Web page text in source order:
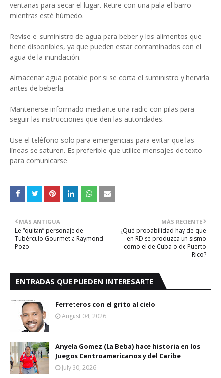
ventanas para secar el lugar. Retire con una pala el barro
mientras esté húmedo.
Revise el suministro de agua para beber y los alimentos que
tiene disponibles, ya que pueden estar contaminados con el
agua de la inundación.
Almacenar agua potable por si se corta el suministro y hervirla
antes de beberla.
Mantenerse informado mediante una radio con pilas para
seguir las instrucciones que den las autoridades.
Use el teléfono solo para emergencias para evitar que las
líneas se saturen. Es preferible que utilice mensajes de texto
para comunicarse
MÁS RECIENTE
¿Qué probabilidad hay de que
en RD se produzca un sismo
como el de Cuba o de Puerto
Rico?
MÁS ANTIGUA
Le “quitan” personaje de
Tubérculo Gourmet a Raymond
Pozo
ENTRADAS QUE PUEDEN INTERESARTE
Ferreteros con el grito al cielo
August 04, 2026
Anyela Gomez (La Beba) hace historia en los
Juegos Centroamericanos y del Caribe
July 30, 2026